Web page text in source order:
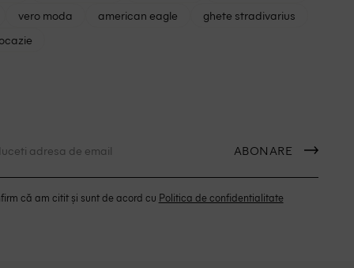
vero moda american eagle
ghete stradivarius
ABONARE
că am citit și sunt de acord cu Politica de confidentialitate